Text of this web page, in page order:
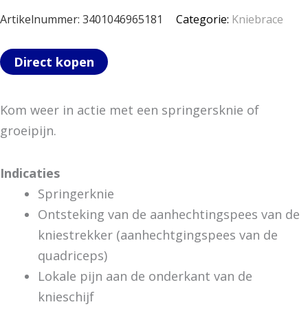
Artikelnummer: 3401046965181 Categorie: Kniebrace
Direct kopen
Kom weer in actie met een springersknie of
groeipijn.
Indicaties
Springerknie
Ontsteking van de aanhechtingspees van de
kniestrekker (aanhechtgingspees van de
quadriceps)
Lokale pijn aan de onderkant van de
knieschijf